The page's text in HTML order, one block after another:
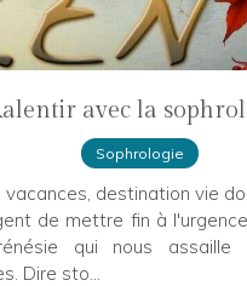
avec la
Sophrologie
vacances, destination vie
de mettre fin à
qui nous assaille
Dire sto...